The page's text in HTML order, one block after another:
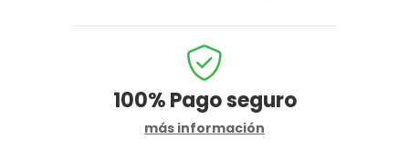
100%Pago seguro
más información